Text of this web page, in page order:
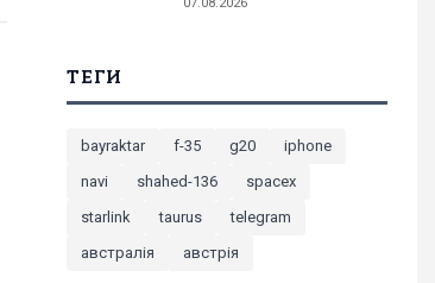
ТЕГИ
bayraktar f-35 g20
iphone
navi
shahed-136
spacex
starlink
taurus
telegram
австралія
австрія